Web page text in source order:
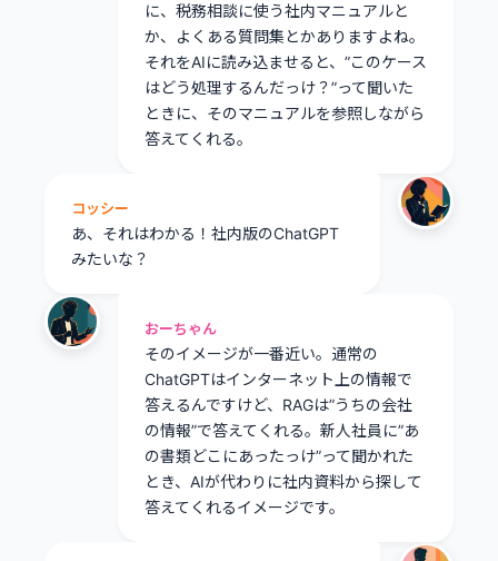
に、税務相談に使う社内マニュアルと
か、よくある質問集とかありますよね。
それをAIに読み込ませると、”このケース
はどう処理するんだっけ？”って聞いた
ときに、そのマニュアルを参照しながら
答えてくれる。
コッシー
あ、それはわかる！社内版のChatGPT
みたいな？
おーちゃん
そのイメージが一番近い。通常の
ChatGPTはインターネット上の情報で
答えるんですけど、RAGは”うちの会社
の情報”で答えてくれる。新人社員に”あ
の書類どこにあったっけ”って聞かれた
とき、AIが代わりに社内資料から探して
答えてくれるイメージです。